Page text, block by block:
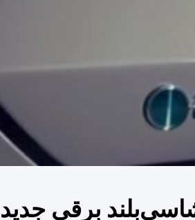
برقی جدید